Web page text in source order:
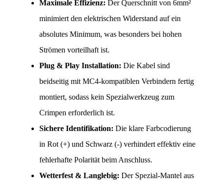
Maximale Effizienz: Der Querschnitt von 6mm²
minimiert den elektrischen Widerstand auf ein
absolutes Minimum, was besonders bei hohen
Strömen vorteilhaft ist.
Plug & Play Installation: Die Kabel sind
beidseitig mit MC4-kompatiblen Verbindern fertig
montiert, sodass kein Spezialwerkzeug zum
Crimpen erforderlich ist.
Sichere Identifikation: Die klare Farbcodierung
in Rot (+) und Schwarz (-) verhindert effektiv eine
fehlerhafte Polarität beim Anschluss.
Wetterfest & Langlebig: Der Spezial-Mantel aus